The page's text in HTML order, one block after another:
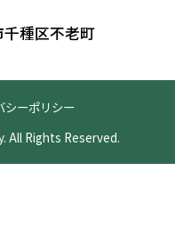
種区不老町
シーポリシー
All Rights Reserved.